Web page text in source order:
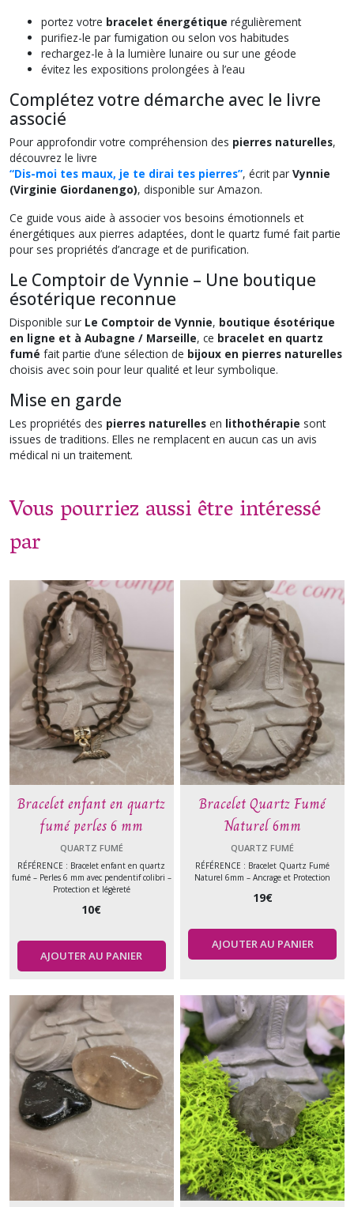
portez votre bracelet énergétique régulièrement
purifiez-le par fumigation ou selon vos habitudes
rechargez-le à la lumière lunaire ou sur une géode
évitez les expositions prolongées à l’eau
Complétez votre démarche avec le livre
associé
Pour approfondir votre compréhension des pierres naturelles,
découvrez le livre
“Dis-moi tes maux, je te dirai tes pierres”, écrit par Vynnie
(Virginie Giordanengo), disponible sur Amazon.
Ce guide vous aide à associer vos besoins émotionnels et
énergétiques aux pierres adaptées, dont le quartz fumé fait partie
pour ses propriétés d’ancrage et de purification.
Le Comptoir de Vynnie – Une boutique
ésotérique reconnue
Disponible sur Le Comptoir de Vynnie, boutique ésotérique
en ligne et à Aubagne / Marseille, ce bracelet en quartz
fumé fait partie d’une sélection de bijoux en pierres naturelles
choisis avec soin pour leur qualité et leur symbolique.
Mise en garde
Les propriétés des pierres naturelles en lithothérapie sont
issues de traditions. Elles ne remplacent en aucun cas un avis
médical ni un traitement.
Vous pourriez aussi être intéressé
par
Bracelet enfant en quartz
fumé perles 6 mm
QUARTZ FUMÉ
RÉFÉRENCE : Bracelet enfant en quartz
fumé – Perles 6 mm avec pendentif colibri –
Protection et légèreté
10€
AJOUTER AU PANIER
Bracelet Quartz Fumé
Naturel 6mm
QUARTZ FUMÉ
RÉFÉRENCE : Bracelet Quartz Fumé
Naturel 6mm – Ancrage et Protection
19€
AJOUTER AU PANIER